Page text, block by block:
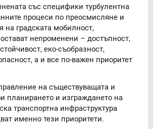
със специфики турбулентна
процеси по преосмисляне и
на градската мобилност,
непроменени – достъпност,
еко-съобразност,
а и все по-важен приоритет
на съществуващата и
планирането и изграждането на
транспортна инфраструктура
именно тези приоритети.